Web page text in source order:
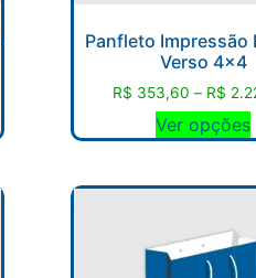
Panfleto Impressão
Verso 4×4
R$ 353,60 – R$
Ver opções